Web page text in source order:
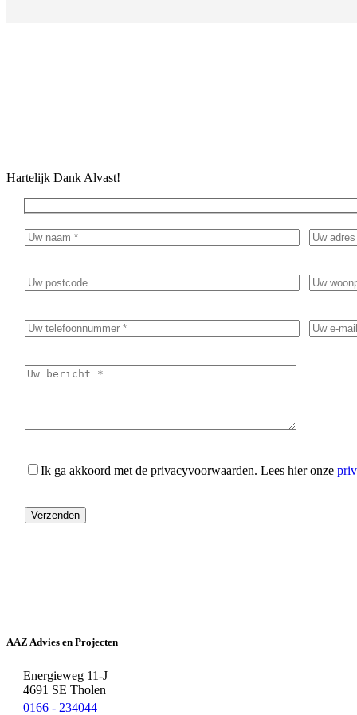
Hartelijk Dank Alvast!
Ik ga akkoord met de privacyvoorwaarden. Lees hier onze
AAZ Advies en Projecten
Energieweg 11-J
4691 SE Tholen
0166 - 234044